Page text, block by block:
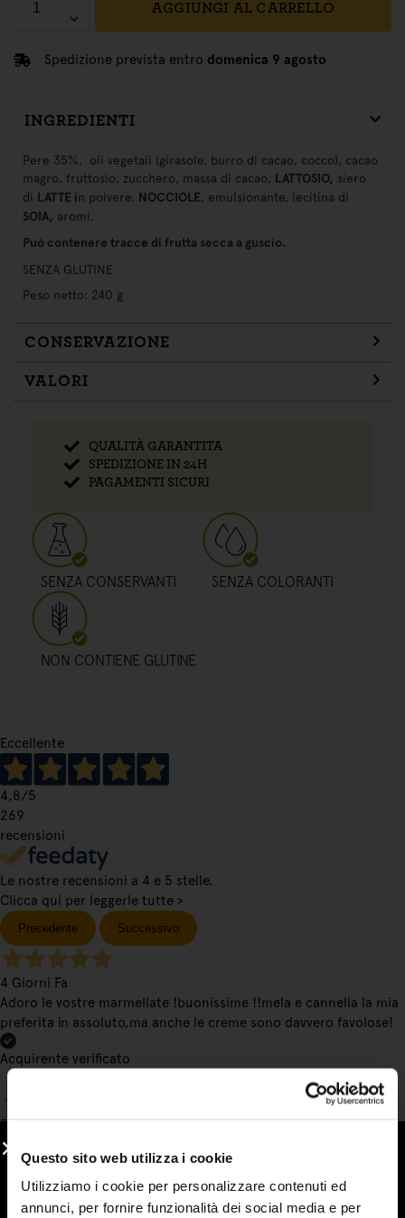
Questo sito web utilizza i cookie
Utilizziamo i cookie per personalizzare contenuti ed
annunci, per fornire funzionalità dei social media e per
AGGIUNGI AL CARRELLO
Spedizione prevista entro domenica 9 agosto
INGREDIENTI
Pere 35%, oli vegetali (girasole, burro di cacao, cocco), cacao
magro, fruttosio, zucchero, massa di cacao, LATTOSIO, siero
di LATTE in polvere, NOCCIOLE, emulsionante, lecitina di
SOIA, aromi.
Può contenere tracce di frutta secca a guscio.
SENZA GLUTINE
Peso netto: 240 g
CONSERVAZIONE
VALORI
QUALITÀ GARANTITA
SPEDIZIONE IN 24H
PAGAMENTI SICURI
SENZA CONSERVANTI SENZA COLORANTI
NON CONTIENE GLUTINE
Eccellente
4,8/5
269
recensioni
Le nostre recensioni a 4 e 5 stelle.
Clicca qui per leggerle tutte >
Precedente Successivo
4 Giorni Fa
Adoro le vostre marmellate !buonissime !!mela e cannella la mia
preferita in assoluto,ma anche le creme sono davvero favolose!
Acquirente verificato
5 Giorni Fa
sono cliente affezionato e ritengo che la qualità, la percezione
del prodotto sia alla base della scelta che faccio. seguono un
customer service attento e puntuale. le promozioni invitano e
sono efficaci nel fidelizzare il cliente. continuate così